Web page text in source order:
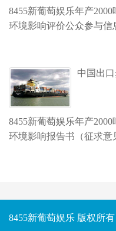
8455新葡萄娱乐年产
环境影响评价公众参与信
中国出
8455新葡萄娱乐年产
环境影响报告书（征求意
8455新葡萄娱乐 版权所有